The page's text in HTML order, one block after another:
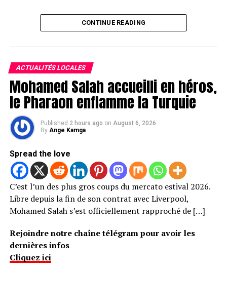
CONTINUE READING
ACTUALITÉS LOCALES
Mohamed Salah accueilli en héros,
le Pharaon enflamme la Turquie
Published 2 hours ago on August 6, 2026
By Ange Kamga
Spread the love
C’est l’un des plus gros coups du mercato estival 2026.
Libre depuis la fin de son contrat avec Liverpool,
Mohamed Salah s’est officiellement rapproché de […]
Rejoindre notre chaîne télégram pour avoir les
dernières infos
Cliquez ici